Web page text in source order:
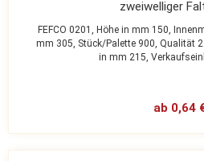
zweiwelliger
FEFCO 0201, Höhe in mm 150,
mm 305, Stück/Palette 900, Qualität
in mm 215,
ab 0,64